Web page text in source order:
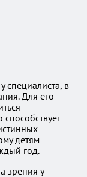
специалиста, в
Для его
детям
год.
зрения у